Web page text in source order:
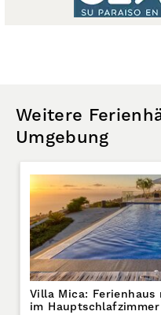
Weitere
Umgebung
Villa Mica:
im